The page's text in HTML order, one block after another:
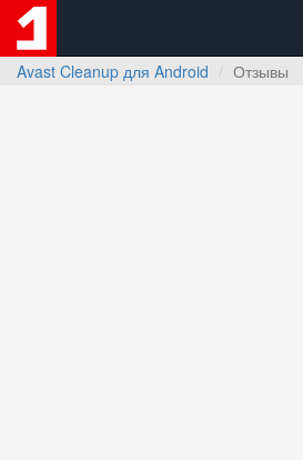
Avast Cleanup для Android
Отзывы